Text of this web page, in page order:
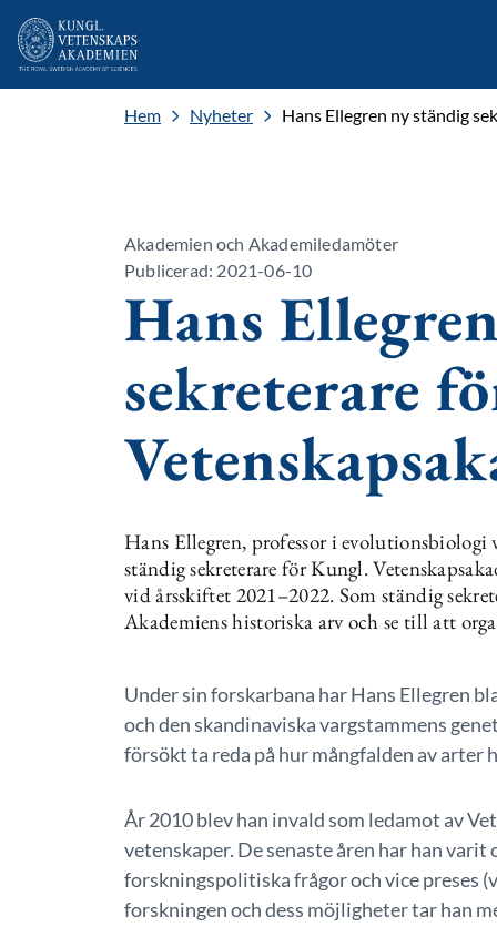
Hem Nyheter Hans Ellegren ny ständig
Akademien och Akademiledamöter
Publicerad: 2021-06-10
Hans
sekreterare
Hans Ellegren, professor i
ständig sekreterare för Kungl.
vid årsskiftet 2021–2022. Som ständig
Akademiens historiska arv och se till att
Under sin forskarbana har Hans Ellegren
och den skandinaviska vargstammens
försökt ta reda på hur mångfalden av arter
År 2010 blev han invald som ledamot av
vetenskaper. De senaste åren har han
forskningspolitiska frågor och vice preses
forskningen och dess möjligheter tar han